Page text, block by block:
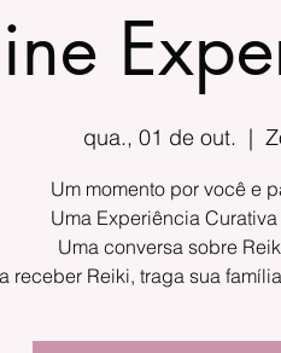
qua., 01 de out.
  |
Um momento por você e
Uma Experiência
Uma conversa sobre
receber Reiki, traga sua